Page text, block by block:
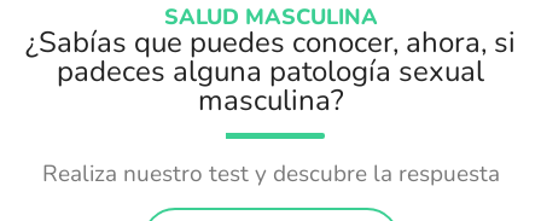
SALUD MASCULINA
¿Sabías que puedes conocer, ahora, si
padeces alguna patología sexual
masculina?
Realiza nuestro test y descubre la respuesta